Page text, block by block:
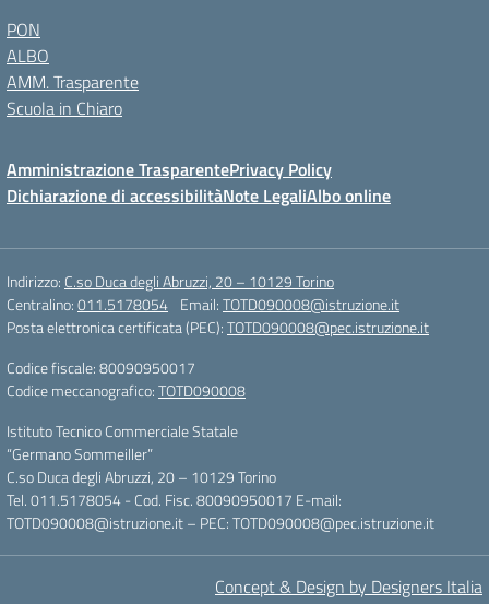
PON
ALBO
AMM. Trasparente
Scuola in Chiaro
Amministrazione TrasparentePrivacy Policy
Dichiarazione di accessibilitàNote LegaliAlbo online
Indirizzo: C.so Duca degli Abruzzi, 20 – 10129 Torino
Centralino:011.5178054 Email:TOTD090008@istruzione.it
Posta elettronica certificata (PEC):TOTD090008@pec.istruzione.it
Codice fiscale: 80090950017
Codice meccanografico:TOTD090008
Istituto Tecnico Commerciale Statale
“Germano Sommeiller”
C.so Duca degli Abruzzi, 20 – 10129 Torino
Tel. 011.5178054 - Cod. Fisc. 80090950017 E-mail:
TOTD090008@istruzione.it – PEC: TOTD090008@pec.istruzione.it
Concept & Design by Designers Italia